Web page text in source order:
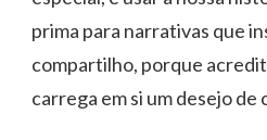
prima para narrativas que
compartilho, porque
carrega em si um desejo de